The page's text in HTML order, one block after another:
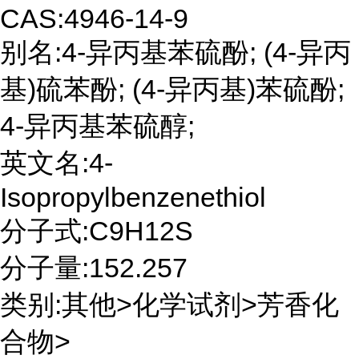
CAS:4946-14-9
别名:4-异丙基苯硫酚; (4-异丙
基)硫苯酚; (4-异丙基)苯硫酚;
4-异丙基苯硫醇;
英文名:4-
Isopropylbenzenethiol
分子式:C9H12S
分子量:152.257
类别:其他>化学试剂>芳香化
合物>